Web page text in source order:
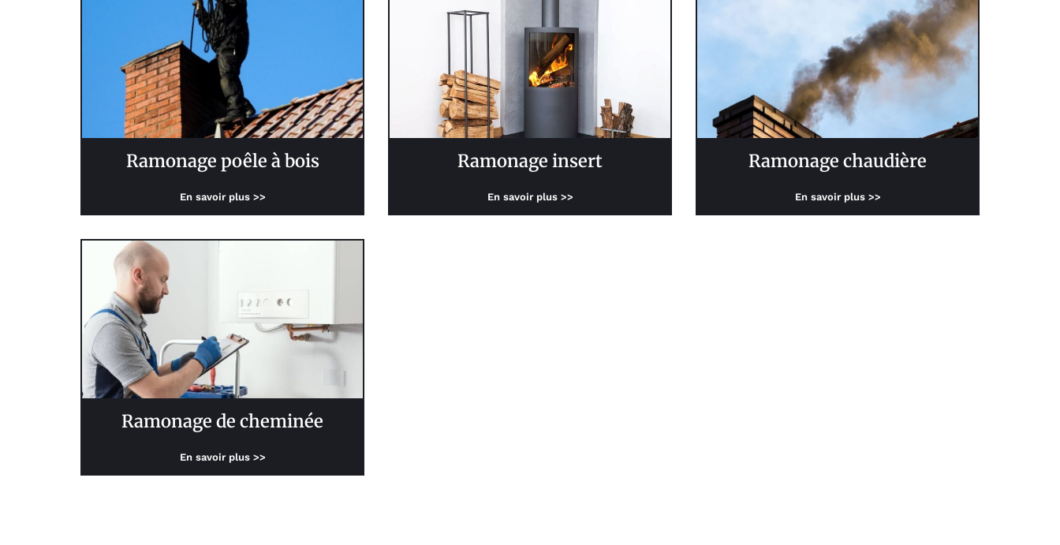
Ramonage poêle à bois
En savoir plus >>
Ramonage insert
En savoir plus >>
Ramonage chaudière
En savoir plus >>
Ramonage de cheminée
En savoir plus >>